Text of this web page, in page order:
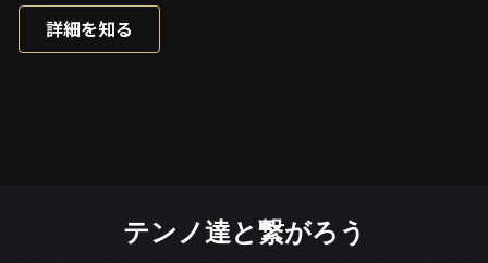
詳細を知る
テンノ達と繋がろう